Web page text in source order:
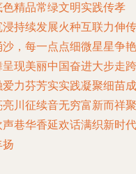
精品常绿文明实践传孝
持续发展火种互联力伸传
，每一点点细微星星争艳
现美丽中国奋进大步走跨
力芬芳实实践凝聚细苗成
川征续音无穷富新而祥聚
巷华香延欢话满织新时代